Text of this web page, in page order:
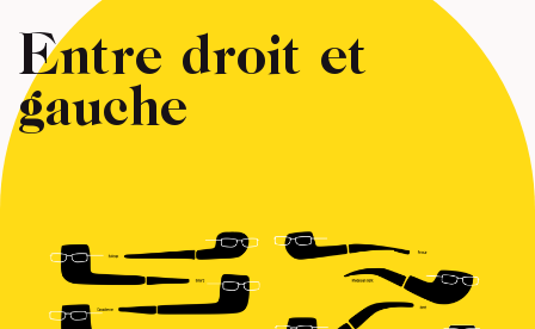
Entre droit et
gauche